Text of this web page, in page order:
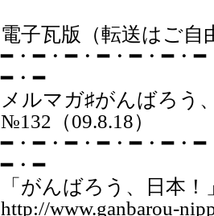
電子瓦版（転送はご自
━・━・━・━・━・━・
━・━
メルマガ♯が
№132（09.8.18）
━・━・━・━・━・━・
━・━
「がんばろう、日本
http://www.ganbarou-